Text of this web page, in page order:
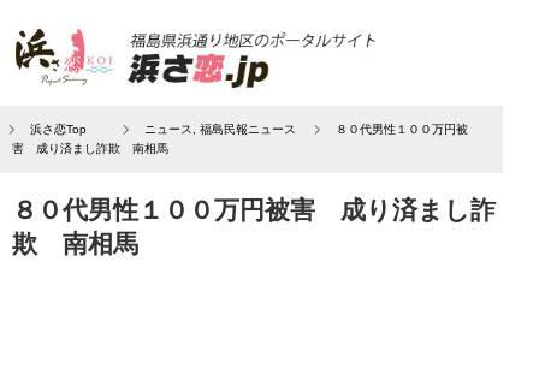
浜さ恋Top ニュース 福島民報ニュース
８０代男性１００万円被
害 成り済まし詐欺 南相馬
８０代男性１００万円被害 成り済まし詐
欺 南相馬